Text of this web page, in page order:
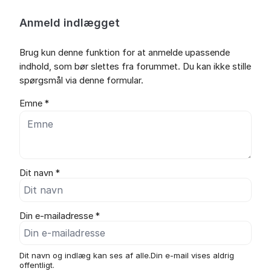
Anmeld indlægget
Brug kun denne funktion for at anmelde upassende
indhold, som bør slettes fra forummet. Du kan ikke stille
spørgsmål via denne formular.
Emne *
Dit navn *
Din e-mailadresse *
Dit navn og indlæg kan ses af alle.Din e-mail vises aldrig
offentligt.